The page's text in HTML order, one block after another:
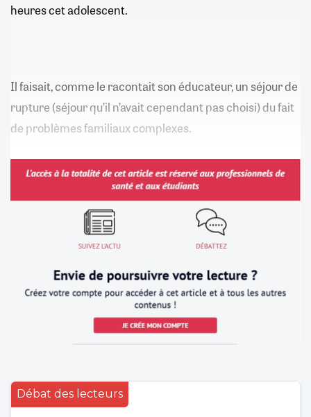
heures cet adolescent.
Il faisait, comme le racontait son éducateur, un séjour de
rupture (séjour qu’il n’avait cependant pas choisi) du fait
de problèmes familiaux complexes.
Débat des lecteurs